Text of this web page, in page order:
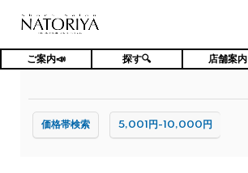
ご案内📣 探す🔍 店舗案内
TOP 修理・加工・クリーニング
価格帯検索 5,001円-10,000円